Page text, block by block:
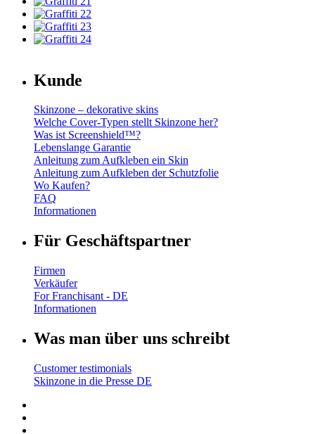
Kunde
Skinzone – dekorative skins
Welche Cover-Typen stellt Skinzone her?
Was ist Screenshield™?
Lebenslange Garantie
Anleitung zum Aufkleben ein Skin
Anleitung zum Aufkleben der Schutzfolie
Wo Kaufen?
FAQ
Informationen
Für Geschäftspartner
Firmen
Verkäufer
For Franchisant - DE
Informationen
Was man über uns schreibt
Customer testimonials
Skinzone in die Presse DE